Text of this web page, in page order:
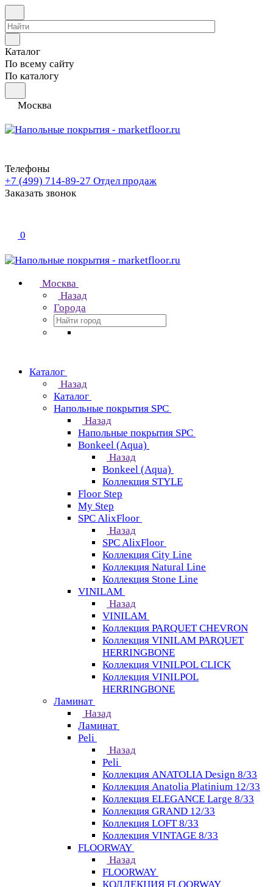
Каталог
По всему сайту
По каталогу
Москва
Телефоны
+7 (499) 714-89-27 Отдел продаж
Заказать звонок
0
Москва
Назад
Города
Каталог
Назад
Каталог
Напольные покрытия SPC
Назад
Напольные покрытия SPC
Bonkeel (Aqua)
Назад
Bonkeel (Aqua)
Коллекция STYLE
Floor Step
My Step
SPC AlixFloor
Назад
SPC AlixFloor
Коллекция City Line
Коллекция Natural Line
Коллекция Stone Line
VINILAM
Назад
VINILAM
Коллекция PARQUET CHEVRON
Коллекция VINILAM PARQUET
HERRINGBONE
Коллекция VINILPOL CLICK
Коллекция VINILPOL
HERRINGBONE
Ламинат
Назад
Ламинат
Peli
Назад
Peli
Коллекция ANATOLIA Design 8/33
Коллекция Anatolia Platinium 12/33
Коллекция ELEGANCE Large 8/33
Коллекция GRAND 12/33
Коллекция LOFT 8/33
Коллекция VINTAGE 8/33
FLOORWAY
Назад
FLOORWAY
КОЛЛЕКЦИЯ FLOORWAY